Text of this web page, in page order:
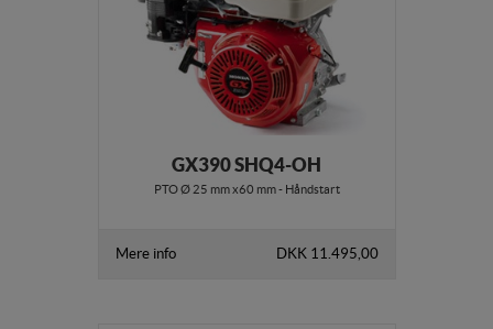
GX390 SHQ4-OH
PTO Ø 25 mm x60 mm - Håndstart
Mere info DKK 11.495,00